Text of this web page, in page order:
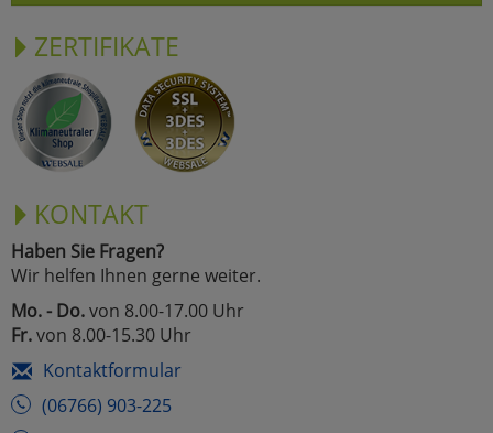
ZERTIFIKATE
KONTAKT
Haben Sie Fragen?
Wir helfen Ihnen gerne weiter.
Mo. - Do.von 8.00-17.00 Uhr
Fr.von 8.00-15.30 Uhr
Kontaktformular
(06766) 903-225